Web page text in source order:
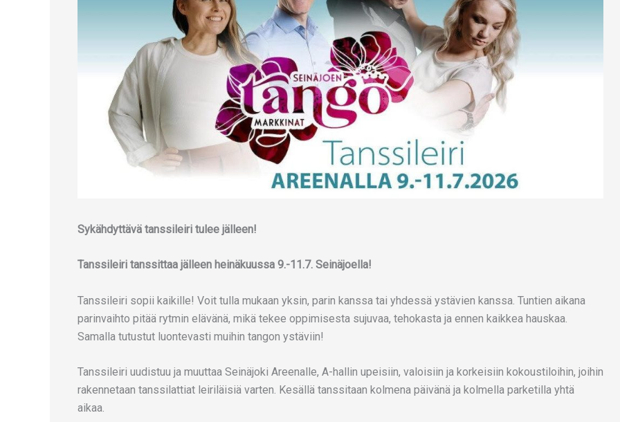
Sykähdyttävä tanssileiri tulee jälleen!
Tanssileiri tanssittaa jälleen heinäkuussa 9.-11.7. Seinäjoella!
Tanssileiri sopii kaikille! Voit tulla mukaan yksin, parin kanssa tai yhdessä ystävien kanssa. Tuntien aikana
parinvaihto pitää rytmin elävänä, mikä tekee oppimisesta sujuvaa, tehokasta ja ennen kaikkea hauskaa.
Samalla tutustut luontevasti muihin tangon ystäviin!
Tanssileiri uudistuu ja muuttaa Seinäjoki Areenalle, A-hallin upeisiin, valoisiin ja korkeisiin kokoustiloihin, joihin
rakennetaan tanssilattiat leiriläisiä varten. Kesällä tanssitaan kolmena päivänä ja kolmella parketilla yhtä
aikaa.